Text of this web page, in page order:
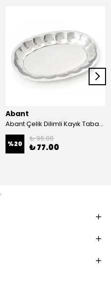
Abant
Abant Çelik Dilimli Kayık Tabak No:2 ; 16,5x24,5 cm.
%20
₺ 96.00
₺ 77.00